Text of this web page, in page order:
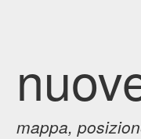
mappa,